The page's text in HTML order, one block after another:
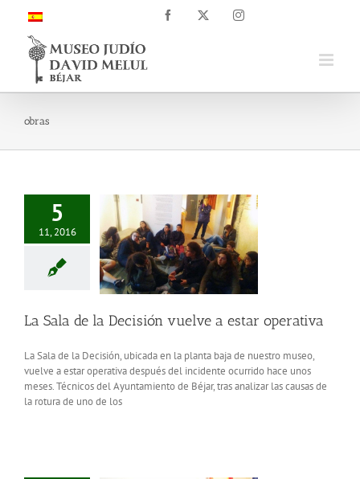
contenido
Facebook Instagram
obras
5
11, 2016
La Sala de la Decisión vuelve a estar operativa
La Sala de la Decisión, ubicada en la planta baja de nuestro museo,
vuelve a estar operativa después del incidente ocurrido hace unos
meses. Técnicos del Ayuntamiento de Béjar, tras analizar las causas de
la rotura de uno de los